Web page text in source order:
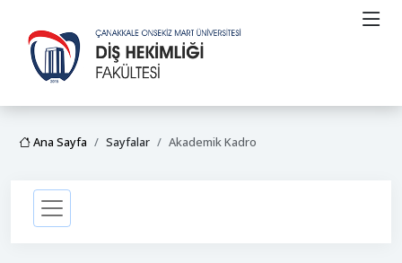
Ana Sayfa Sayfalar Akademik Kadro